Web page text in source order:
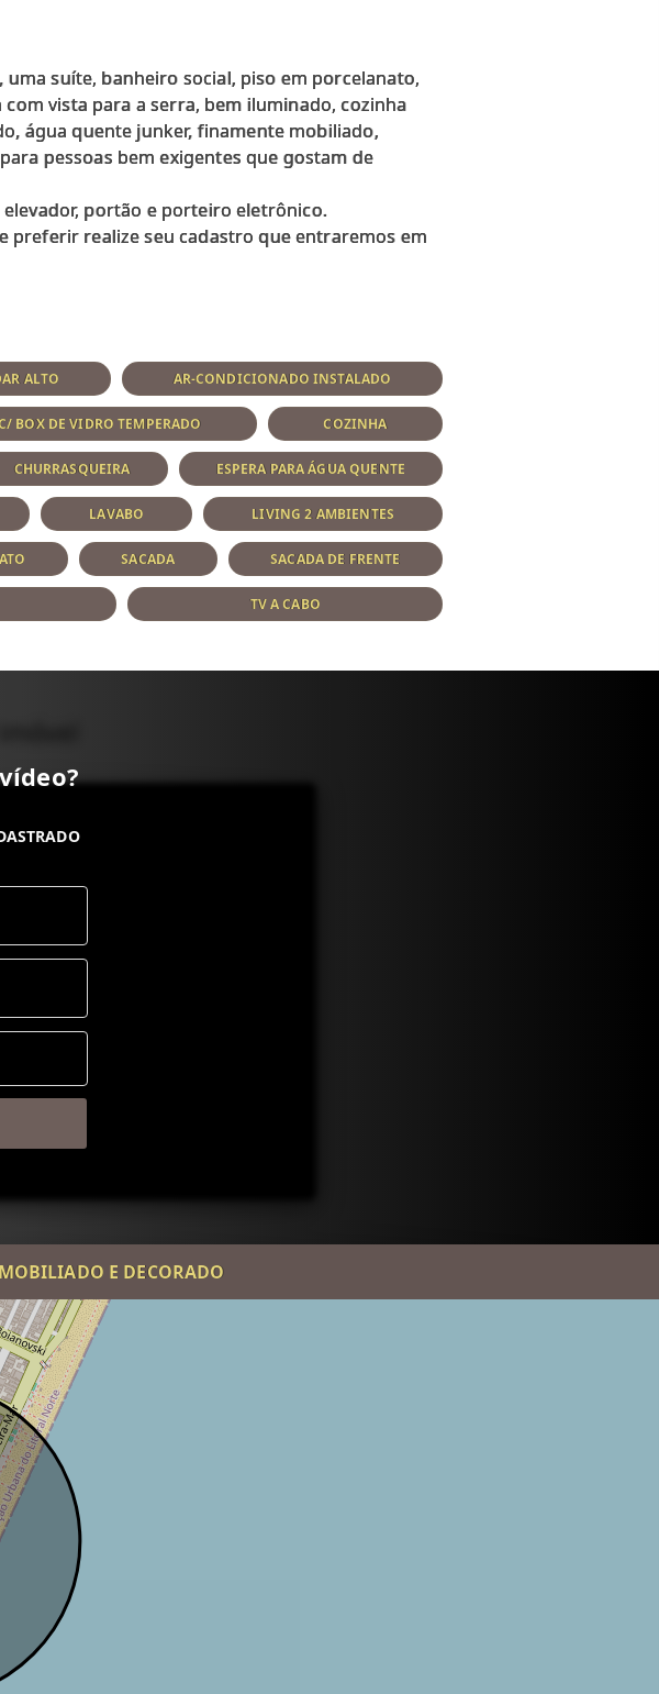
suíte, banheiro social, piso em porcelanato,
vista para a serra, bem iluminado, cozinha
água quente junker, finamente mobiliado,
pessoas bem exigentes que gostam de
portão e porteiro eletrônico.
preferir realize seu cadastro que entraremos em
ALTO AR-CONDICIONADO INSTALADO
BOX DE VIDRO TEMPERADO COZINHA
CHURRASQUEIRA ESPERA PARA ÁGUA QUENTE
LAVABO LIVING 2 AMBIENTES
SACADA SACADA DE FRENTE
TV A CABO
E DECORADO